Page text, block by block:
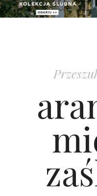
ZGŁOSZENIA
KSIĄŻKI BRIDELLE
POLECANE FIRMY
{HOT SEXY BEST}